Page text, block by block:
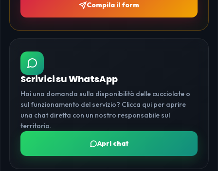
Compila il form
Scrivici su WhatsApp
Hai una domanda sulla disponibilità delle cucciolate o
sul funzionamento del servizio? Clicca qui per aprire
una chat diretta con un nostro responsabile sul
territorio.
Apri chat